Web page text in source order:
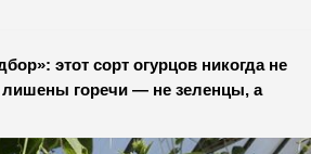
этот сорт огурцов никогда не
лишены горечи — не зеленцы, а